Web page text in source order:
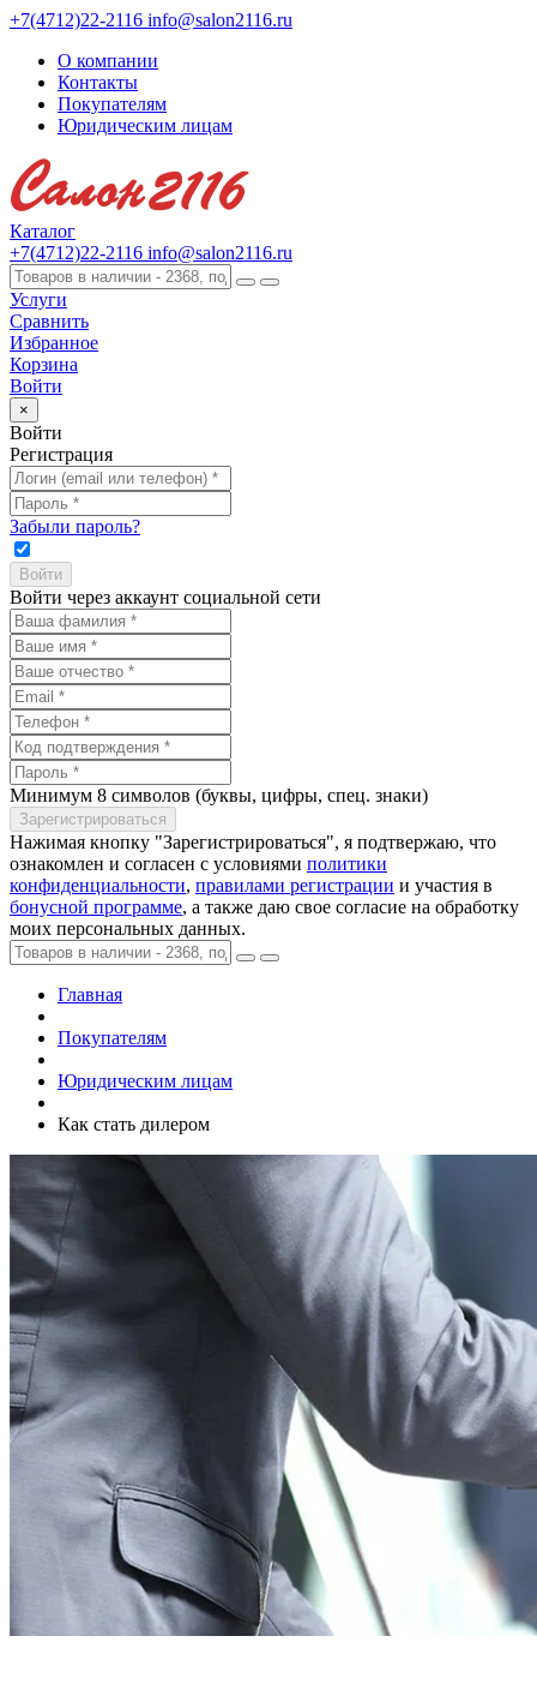
+7(4712)22-2116 info@salon2116.ru
О компании
Контакты
Покупателям
Юридическим лицам
Каталог
+7(4712)22-2116 info@salon2116.ru
Услуги
Сравнить
Избранное
Корзина
Войти
×
Войти
Регистрация
Забыли пароль?
Войти через аккаунт социальной сети
Минимум 8 символов (буквы, цифры, спец. знаки)
Нажимая кнопку "Зарегистрироваться", я подтвержаю, что
ознакомлен и согласен с условиями политики
конфиденциальности, правилами регистрации и участия в
бонусной программе, а также даю свое согласие на обработку
моих персональных данных.
Главная
Покупателям
Юридическим лицам
Как стать дилером